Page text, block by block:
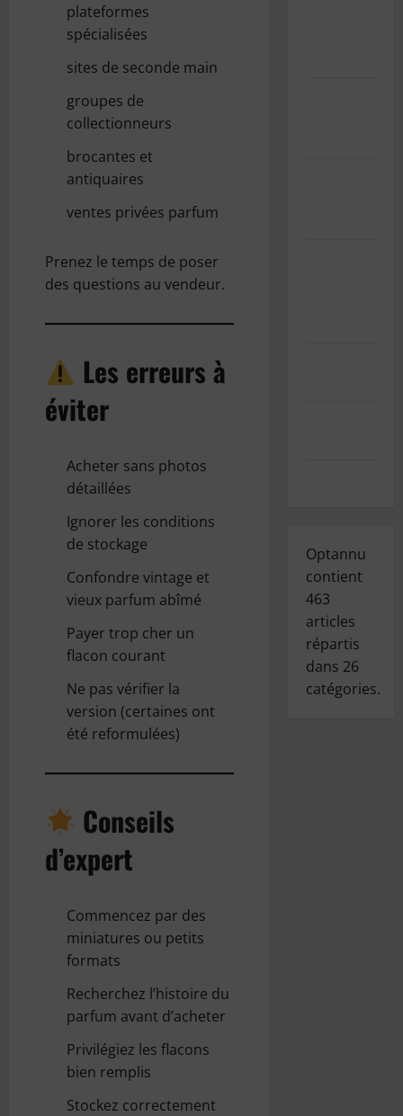
plateformes
spécialisées
sites de seconde main
groupes de
collectionneurs
brocantes et
antiquaires
ventes privées parfum
Prenez le temps de poser
des questions au vendeur.
Les erreurs à
éviter
Acheter sans photos
détaillées
Ignorer les conditions
de stockage
Confondre vintage et
vieux parfum abîmé
Payer trop cher un
flacon courant
Ne pas vérifier la
version (certaines ont
été reformulées)
Conseils
d’expert
Commencez par des
miniatures ou petits
formats
Recherchez l’histoire du
parfum avant d’acheter
Privilégiez les flacons
bien remplis
Stockez correctement
Optannu
contient
463
articles
répartis
dans 26
catégories.